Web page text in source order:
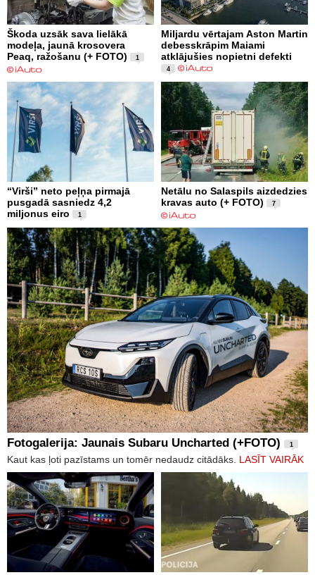
Škoda uzsāk sava lielākā
modeļa, jaunā krosovera
Peaq, ražošanu (+ FOTO)
1
Miljardu vērtajam Aston Martin
debesskrāpim Maiami
atklājušies nopietni defekti
4
“Virši” neto peļņa pirmajā
pusgadā sasniedz 4,2
miljonus eiro
1
Netālu no Salaspils aizdedzies
kravas auto (+ FOTO)
7
Fotogalerija: Jaunais Subaru Uncharted (+FOTO) 1
Kaut kas ļoti pazīstams un tomēr nedaudz citādāks. LASĪT VAIRĀK